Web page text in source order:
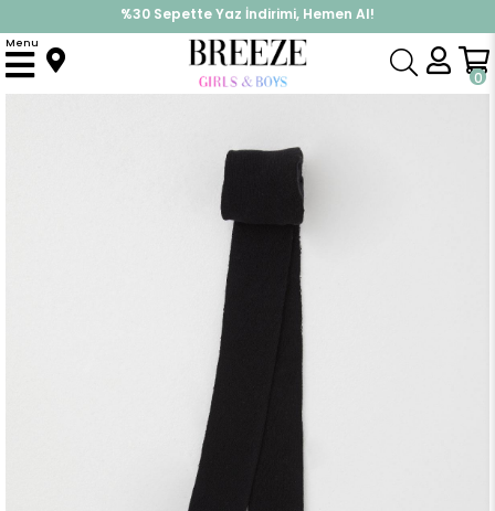
%30 Sepette Yaz İndirimi, Hemen Al!
İndirimlere ek %10 İndirimi Kap, Hemen Üye Ol!
0
Menu
Anasayfa Çorap Kız Çocuk Külotlu File Çorap Kendinden Desenli Siyah (7-8 Yaş)